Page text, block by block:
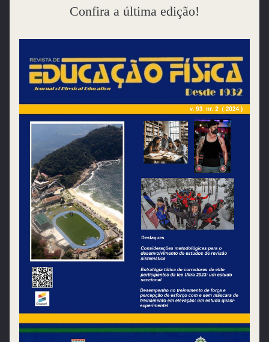
Confira a última edição!